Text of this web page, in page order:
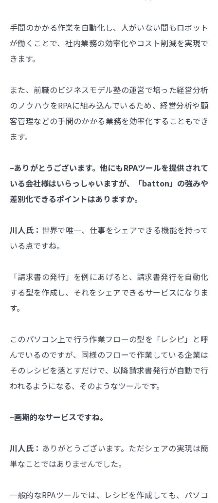
手間のかかる作業を自動化し、人がいない間もロボット
が働くことで、社内業務の効率化やコスト削減を実現で
きます。
また、前職のビジネスモデル塾の運営で培った経営分析
のノウハウをRPAに組み込んでいるため、経営分析や顧
客管理などの手間のかかる業務を効率化することもでき
ます。
–ありがとうございます。他にもRPAツールを提供されて
いる会社様はいらっしゃいますが、「batton」の強みや
差別化できるポイントはありますか。
川人氏： 世界で唯一、仕事をシェアできる機能を持って
いる点ですね。
「請求書の発行」を例にあげると、請求書発行を自動化
する型を作成し、それをシェアできるサービスになりま
す。
このパソコン上で行う作業フローの型を「レシピ」と呼
んでいるのですが、同様のフローで作業している企業は
そのレシピを落とすだけで、以降請求書発行が自動で行
われるようになる、そのようなツールです。
–画期的なサービスですね。
川人氏： ありがとうございます。ただシェアの実現は簡
単なことではありませんでした。
一般的なRPAツールでは、レシピを作成しても、パソコ